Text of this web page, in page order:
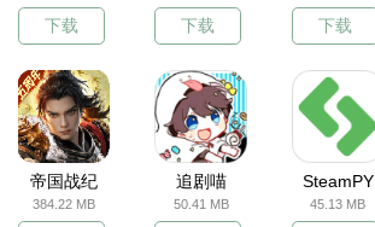
下载 下载 下载
帝国战纪
384.22 MB
追剧喵
50.41 MB
SteamPY
45.13 MB